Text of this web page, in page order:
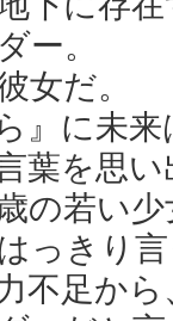
ー。
女だ。
に未来
葉を思い
の若い少
っきり
不足から